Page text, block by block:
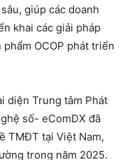
giúp các doanh
khai các giải pháp
OCOP phát triển
diện Trung tâm Phát
số- eComDX đã
TMĐT tại Việt Nam,
trong năm 2025.